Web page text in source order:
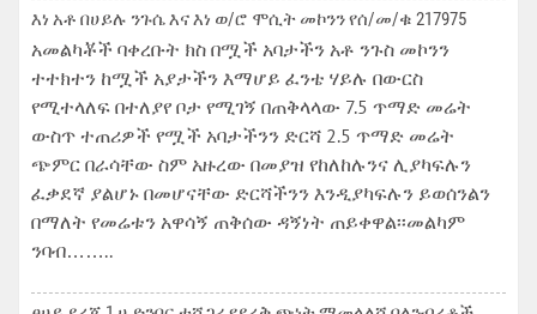
እነ አቶ በሀይሉ ንጉሴ እና እነ ወ/ሮ ሞሲት መኮንን የሰ/መ/ቁ 217975
አመልካቾች ባቀረቡት ክስ በሟች አባታችን አቶ ንጉስ መኮንን
ተተክተን ከሟች አያታችን እማሆይ ፈንቴ ሃይሉ በውርስ
የሚተላለፍ በተለያየ ቦታ የሚገኝ በጠቅላላው 7.5 ጥማድ መሬት
ውስጥ ተጠሪዎች የሟች አባታችንን ድርሻ 2.5 ጥማድ መሬት
ጭምር በራሳቸው ስም አዙረው በመያዝ የከለከሉንና ሊያካፍሉን
ፈቃደኛ ያልሆኑ በመሆናቸው ድርሻችንን እንዲያካፍሉን ይወሰንልን
በማለት የመሬቱን አዋሳኝ ጠቅሰው ዳኝነት ጠይቀዋል፡፡መልካም
ንባብ……..